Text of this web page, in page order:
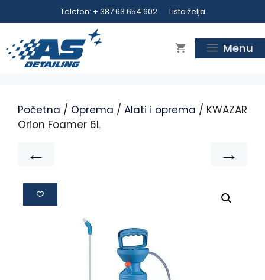
Telefon: + 387 63 654 602 Lista želja
Menu
Početna / Oprema / Alati i oprema / KWAZAR
Orion Foamer 6L
← →